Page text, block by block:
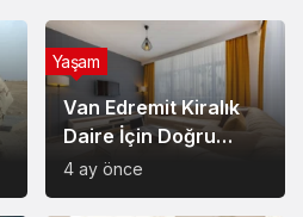
Van Edremit Kiralık
Daire İçin Doğru
Semt Nasıl Seçilir?
4 ay önce
Yaşam